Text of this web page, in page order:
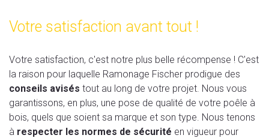
Votre satisfaction avant tout !
Votre satisfaction, c'est notre plus belle récompense ! C'est
la raison pour laquelle Ramonage Fischer prodigue des
conseils avisés tout au long de votre projet. Nous vous
garantissons, en plus, une pose de qualité de votre poêle à
bois, quels que soient sa marque et son type. Nous tenons
à respecter les normes de sécurité en vigueur pour